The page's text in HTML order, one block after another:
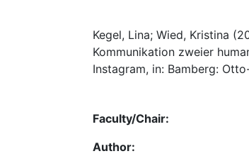
Kegel, Lina; Wied, Kristina
Kommunikation zweier
Instagram, in: Bamberg:
Faculty/Chair:
Author: